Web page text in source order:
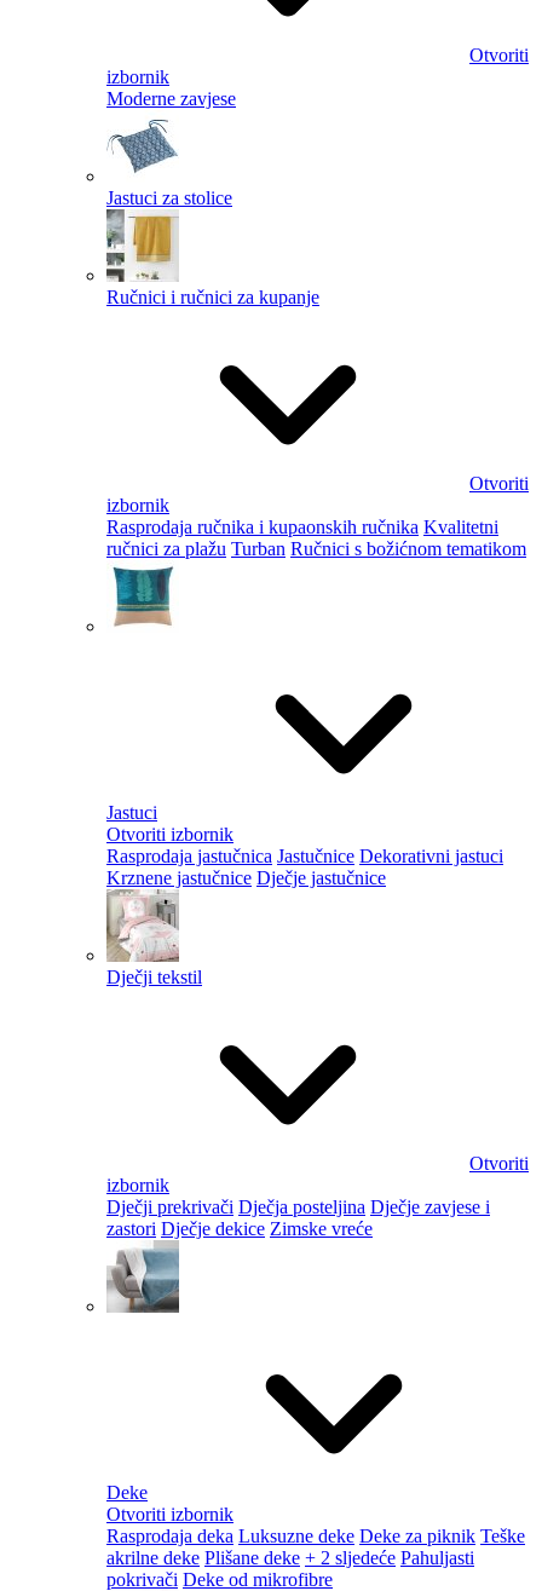
Otvoriti
izbornik
Moderne zavjese
Jastuci za stolice
Ručnici i ručnici za kupanje
Otvoriti
izbornik
Rasprodaja ručnika i kupaonskih ručnika Kvalitetni
ručnici za plažu Turban Ručnici s božićnom tematikom
Jastuci
Otvoriti izbornik
Rasprodaja jastučnica Jastučnice Dekorativni jastuci
Krznene jastučnice Dječje jastučnice
Dječji tekstil
Otvoriti
izbornik
Dječji prekrivači Dječja posteljina Dječje zavjese i
zastori Dječje dekice Zimske vreće
Deke
Otvoriti izbornik
Rasprodaja deka Luksuzne deke Deke za piknik Teške
akrilne deke Plišane deke + 2 sljedeće Pahuljasti
pokrivači Deke od mikrofibre